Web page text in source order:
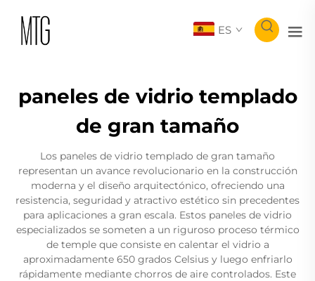
ES
paneles de vidrio templado
de gran tamaño
Los paneles de vidrio templado de gran tamaño
representan un avance revolucionario en la construcción
moderna y el diseño arquitectónico, ofreciendo una
resistencia, seguridad y atractivo estético sin precedentes
para aplicaciones a gran escala. Estos paneles de vidrio
especializados se someten a un riguroso proceso térmico
de temple que consiste en calentar el vidrio a
aproximadamente 650 grados Celsius y luego enfriarlo
rápidamente mediante chorros de aire controlados. Este